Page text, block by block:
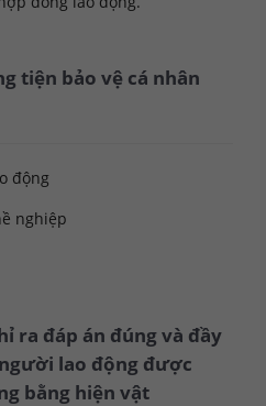
tiện bảo vệ cá nhân
động
nghiệp
ra đáp án đúng và đầy
lao động được
bằng hiện vật